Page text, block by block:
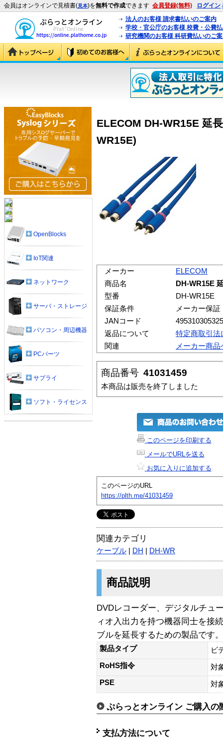
会員はオンラインで見積書(見本)を無料で作成できます 会員登録(無料) ログイン
法人のお客様 請求書払いのご案内
学校・官公庁のお客様 校費・公費
研究機関のお客様 科研費払いのご
ELECOM DH-WR15E 延
WR15E)
メーカー
ELECOM
商品名
DH-WR15E
型番
DH-WR15E
保証条件
メーカー保証
JANコード
返品について
特定商取引法
関連
メーカー商品
商品番号 41031459
本商品は販売を終了しました
このページを印刷する
メールでURLを送る
お気に入りに追加する
このページのURL
https://plth.me/41031459
関連カテゴリ
ケーブル DH DH-WR
商品説明
DVDレコーダー、デジタルチュ
ィオ入出力を持つ機器同士を接
ブルを延長するための製品です。
製品タイプ
ビ
RoHS指令
対
PSE
対
ぷらっとオンライン ご購入の
支払方法について
OpenBlocks
IoT関連
ネットワーク
サーバ・ストレージ
パソコン・周辺機器
PCパーツ
サプライ
ソフト・ライセンス